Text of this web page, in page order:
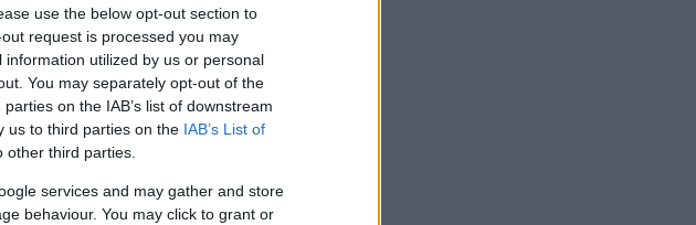
use the below opt-out section to
request is processed you may
utilized by us or personal
You may separately opt-out of the
on the IAB’s list of downstream
us to third parties on the IAB’s List of
third parties.
services and may gather and store
behaviour. You may click to grant or